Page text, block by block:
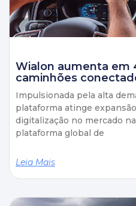
Wialon aumenta em
caminhões
Impulsionada pela alta
plataforma atinge
digitalização no mercado
plataforma global de
Leia Mais